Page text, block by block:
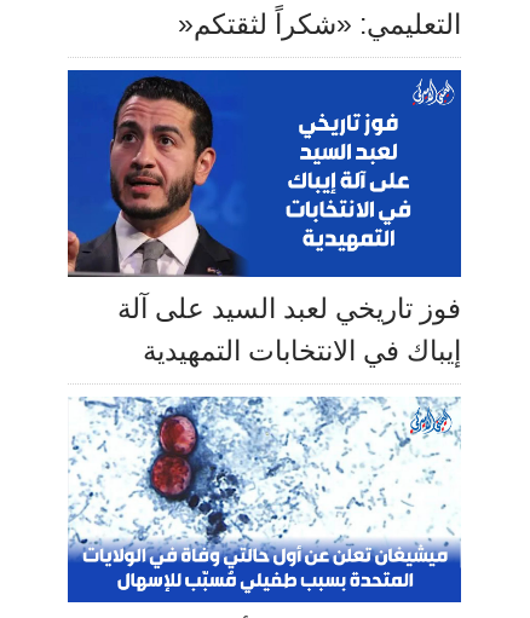
التعليمي: «شكراً لثقتكم«
فوز تاريخي لعبد السيد على آلة
إيباك في الانتخابات التمهيدية